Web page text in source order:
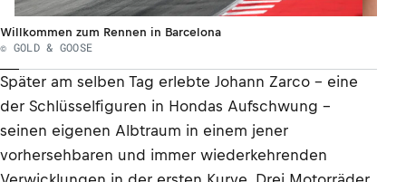
Willkommen zum Rennen in Barcelona
© GOLD & GOOSE
Später am selben Tag erlebte Johann Zarco – eine
der Schlüsselfiguren in Hondas Aufschwung –
seinen eigenen Albtraum in einem jener
vorhersehbaren und immer wiederkehrenden